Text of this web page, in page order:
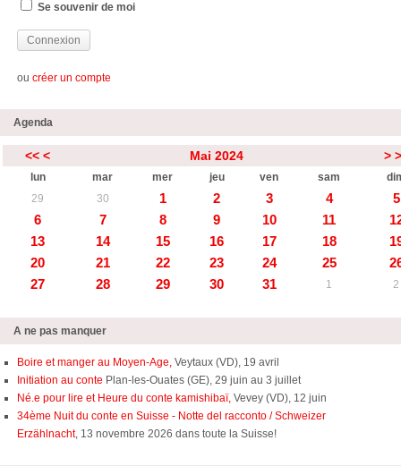
Se souvenir de moi
ou créer un compte
Agenda
<< < Mai 2024 >
lun mar mer jeu ven sam
29
30 1 2 3 4
5
6
7 8 9 10 11
13
14 15 16 17 18
20
21 22 23 24 25
27
28 29 30 31 1 2
A ne pas manquer
Boire et manger au Moyen-Age, Veytaux (VD), 19 avril
Initiation au conte Plan-les-Ouates (GE), 29 juin au 3 juillet
Né.e pour lire et Heure du conte kamishibaï, Vevey (VD), 12 juin
34ème Nuit du conte en Suisse - Notte del racconto / Schweizer
Erzählnacht, 13 novembre 2026 dans toute la Suisse!